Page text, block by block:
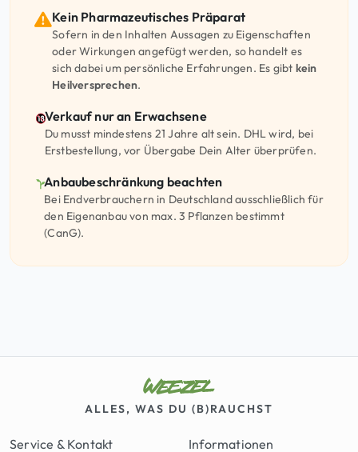
Kein Pharmazeutisches Präparat
Sofern in den Inhalten Aussagen zu Eigenschaften
oder Wirkungen angefügt werden, so handelt es
sich dabei um persönliche Erfahrungen. Es gibt kein
Heilversprechen.
Verkauf nur an Erwachsene
Du musst mindestens 21 Jahre alt sein. DHL wird, bei
Erstbestellung, vor Übergabe Dein Alter überprüfen.
Anbaubeschränkung beachten
Bei Endverbrauchern in Deutschland ausschließlich für
den Eigenanbau von max. 3 Pflanzen bestimmt
(CanG).
ALLES, WAS DU (B)RAUCHST
Service & Kontakt Informationen